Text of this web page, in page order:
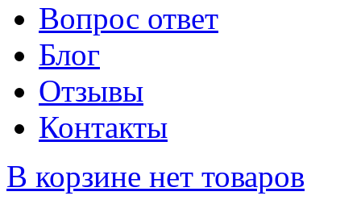
Вопрос ответ
Блог
Отзывы
Контакты
В корзине нет товаров